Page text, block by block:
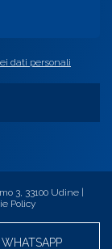
dati personali
3, 33100 Udine |
Policy
WHATSAPP